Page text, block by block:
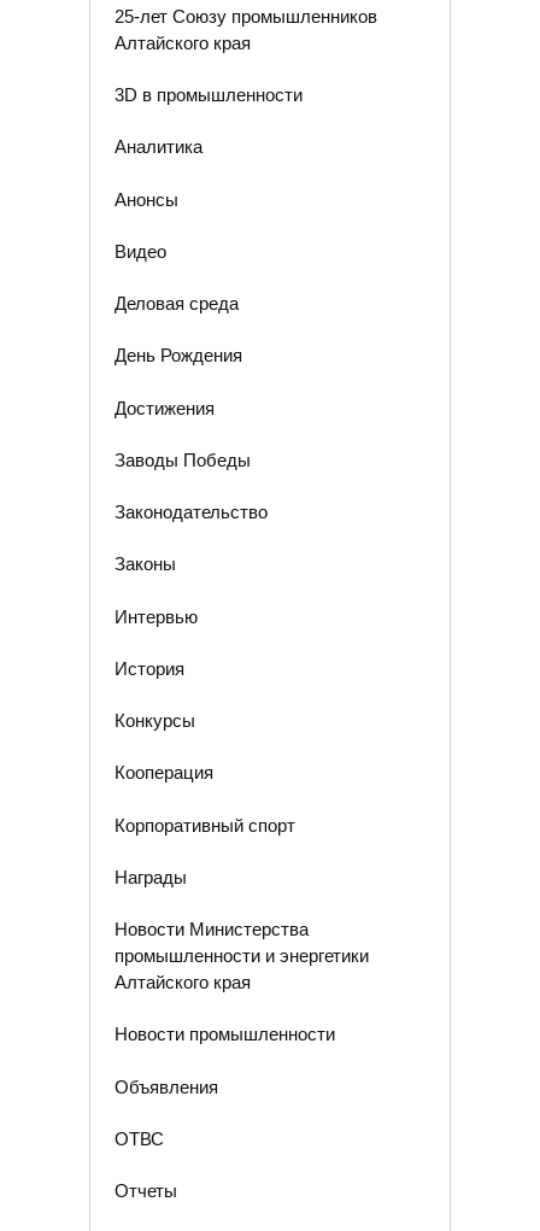
25-лет Союзу промышленников
Алтайского края
3D в промышленности
Аналитика
Анонсы
Видео
Деловая среда
День Рождения
Достижения
Заводы Победы
Законодательство
Законы
Интервью
История
Конкурсы
Кооперация
Корпоративный спорт
Награды
Новости Министерства
промышленности и энергетики
Алтайского края
Новости промышленности
Объявления
ОТВС
Отчеты